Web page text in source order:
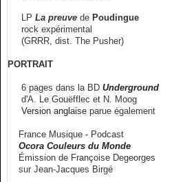
LP La preuve de Poudingue
rock expérimental
(GRRR, dist. The Pusher)
PORTRAIT
6 pages dans la BD Underground
d'A. Le Gouëfflec et N. Moog
Version anglaise parue également
France Musique - Podcast
Ocora Couleurs du Monde
Émission de Françoise Degeorges
sur Jean-Jacques Birgé